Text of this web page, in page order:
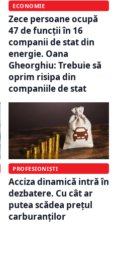
ECONOMIE
Zece persoane ocupă
47 de funcții în 16
companii de stat din
energie. Oana
Gheorghiu: Trebuie să
oprim risipa din
companiile de stat
PROFESIONIȘTI
Acciza dinamică intră în
dezbatere. Cu cât ar
putea scădea prețul
carburanților